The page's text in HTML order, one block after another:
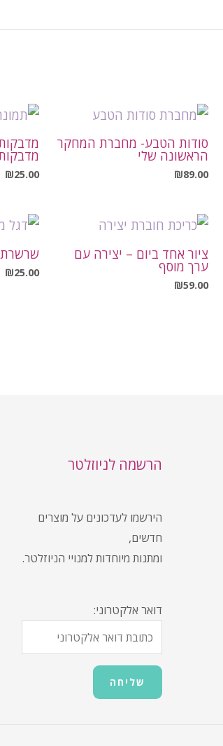
סודות הטבע- מחברת המחקר
הראשונה שלי
₪89.00
₪25.00
ציור אחד ביום – יצירה עם
ערך מוסף
₪59.00
שרשרת
₪25.00
הרשמה לניוזלטר
הירשמו לעדכונים על מוצרים
חדשים,
ומתנות מיוחדות למנויי הניוזלטר.
דואר אלקטרוני: